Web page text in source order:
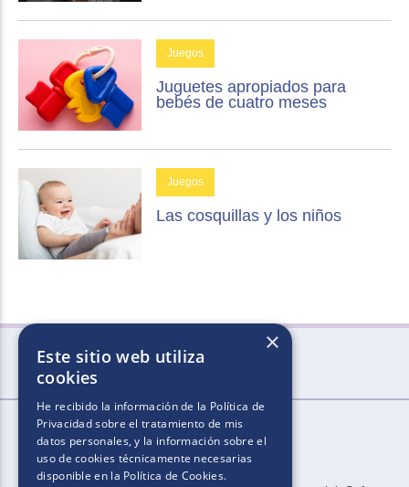
Juegos
Juguetes apropiados para
bebés de cuatro meses
Juegos
Las cosquillas y los niños
×
Este sitio web utiliza
cookies
He recibido la información de la Política de
Privacidadsobre el tratamiento de mis
datos personales, y la información sobre el
uso de cookies técnicamente necesarias
disponible en la Política de Cookies.